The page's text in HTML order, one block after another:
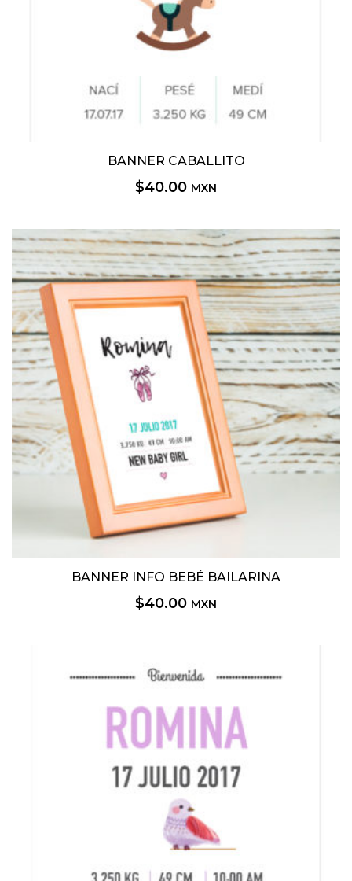
BANNER CABALLITO
$40.00 MXN
BANNER INFO BEBÉ BAILARINA
$40.00 MXN